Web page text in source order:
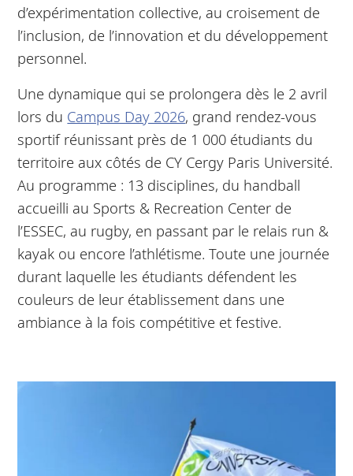
d’expérimentation collective, au croisement de
l’inclusion, de l’innovation et du développement
personnel.
Une dynamique qui se prolongera dès le 2 avril
lors du Campus Day 2026, grand rendez-vous
sportif réunissant près de 1 000 étudiants du
territoire aux côtés de CY Cergy Paris Université.
Au programme : 13 disciplines, du handball
accueilli au Sports & Recreation Center de
l’ESSEC, au rugby, en passant par le relais run &
kayak ou encore l’athlétisme. Toute une journée
durant laquelle les étudiants défendent les
couleurs de leur établissement dans une
ambiance à la fois compétitive et festive.